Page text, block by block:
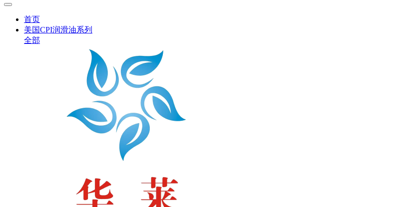
首页
美国CPI润滑油系列
全部